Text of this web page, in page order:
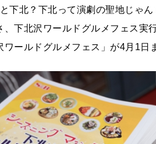
下北？下北って演劇の聖地じゃ
下北沢ワールドグルメフェス実
ワールドグルメフェス」が4月1日